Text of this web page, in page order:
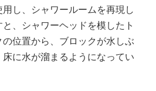
し、シャワールームを再現し
、シャワーヘッドを模したト
位置から、ブロックが水しぶ
に水が溜まるようになってい